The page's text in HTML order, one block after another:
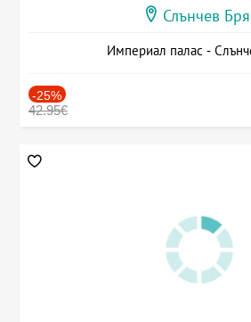
Слънчев
Империал палас -
-25%
42.95€